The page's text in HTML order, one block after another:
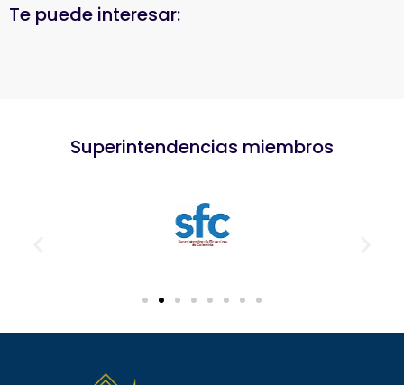
Te puede interesar:
Superintendencias miembros